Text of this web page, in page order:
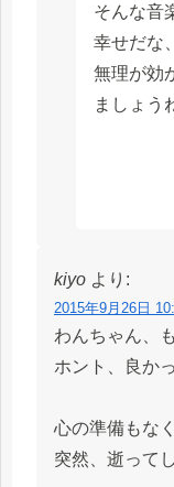
そんな音
幸せだな
無理が効
ましょう
kiyo より:
2015年9月26日
わんちゃん、
ホント、良か
心の準備もなく
突然、逝って